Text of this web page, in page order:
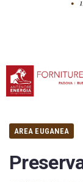
AREA EUGANEA